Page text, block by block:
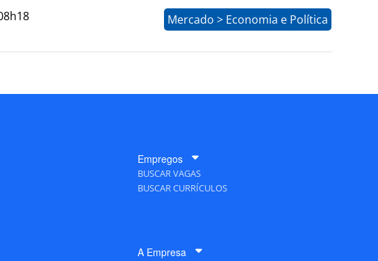
Mercado > Economia e Política
Empregos
BUSCAR VAGAS
BUSCAR CURRÍCULOS
A Empresa